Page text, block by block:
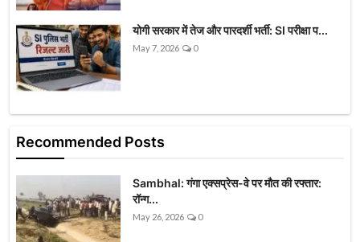
योगी सरकार में तेज और पारदर्शी भर्ती: SI परीक्षा प...
May 7, 2026 0
Recommended Posts
Sambhal: गंगा एक्सप्रेस-वे पर मौत की रफ्तार:
रॉन्ग...
May 26, 2026 0